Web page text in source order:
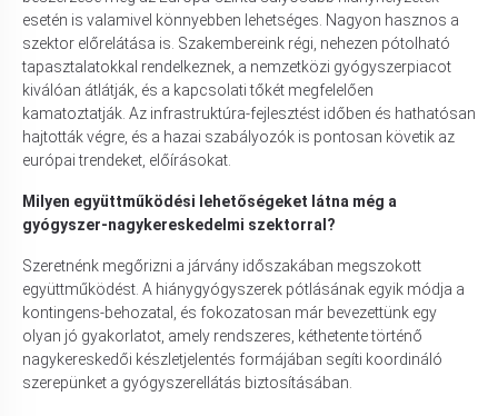
esetén is valamivel könnyebben lehetséges. Nagyon hasznos a
szektor előrelátása is. Szakembereink régi, nehezen pótolható
tapasztalatokkal rendelkeznek, a nemzetközi gyógyszerpiacot
kiválóan átlátják, és a kapcsolati tőkét megfelelően
kamatoztatják. Az infrastruktúra-fejlesztést időben és hathatósan
hajtották végre, és a hazai szabályozók is pontosan követik az
európai trendeket, előírásokat.
Milyen együttműködési lehetőségeket látna még a
gyógyszer-nagykereskedelmi szektorral?
Szeretnénk megőrizni a járvány időszakában megszokott
együttműködést. A hiánygyógyszerek pótlásának egyik módja a
kontingens-behozatal, és fokozatosan már bevezettünk egy
olyan jó gyakorlatot, amely rendszeres, kéthetente történő
nagykereskedői készletjelentés formájában segíti koordináló
szerepünket a gyógyszerellátás biztosításában.